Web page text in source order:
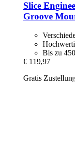
Slice
Groove
Bis zu
€ 119,97
Gratis